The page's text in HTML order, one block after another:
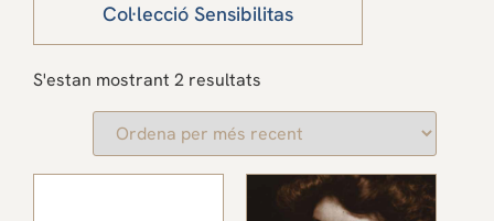
Col·lecció Sensibilitas
S'estan mostrant 2 resultats